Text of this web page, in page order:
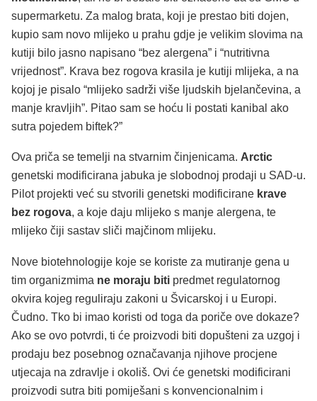
supermarketu. Za malog brata, koji je prestao biti dojen,
kupio sam novo mlijeko u prahu gdje je velikim slovima na
kutiji bilo jasno napisano “bez alergena” i “nutritivna
vrijednost”. Krava bez rogova krasila je kutiji mlijeka, a na
kojoj je pisalo “mlijeko sadrži više ljudskih bjelančevina, a
manje kravljih”. Pitao sam se hoću li postati kanibal ako
sutra pojedem biftek?”
Ova priča se temelji na stvarnim činjenicama. Arctic
genetski modificirana jabuka je slobodnoj prodaji u SAD-u.
Pilot projekti već su stvorili genetski modificirane krave
bez rogova, a koje daju mlijeko s manje alergena, te
mlijeko čiji sastav sliči majčinom mlijeku.
Nove biotehnologije koje se koriste za mutiranje gena u
tim organizmima ne moraju biti predmet regulatornog
okvira kojeg reguliraju zakoni u Švicarskoj i u Europi.
Čudno. Tko bi imao koristi od toga da poriče ove dokaze?
Ako se ovo potvrdi, ti će proizvodi biti dopušteni za uzgoj i
prodaju bez posebnog označavanja njihove procjene
utjecaja na zdravlje i okoliš. Ovi će genetski modificirani
proizvodi sutra biti pomiješani s konvencionalnim i